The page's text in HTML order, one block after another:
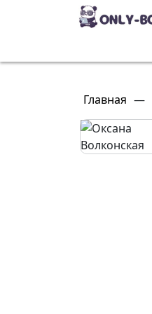
Главная —